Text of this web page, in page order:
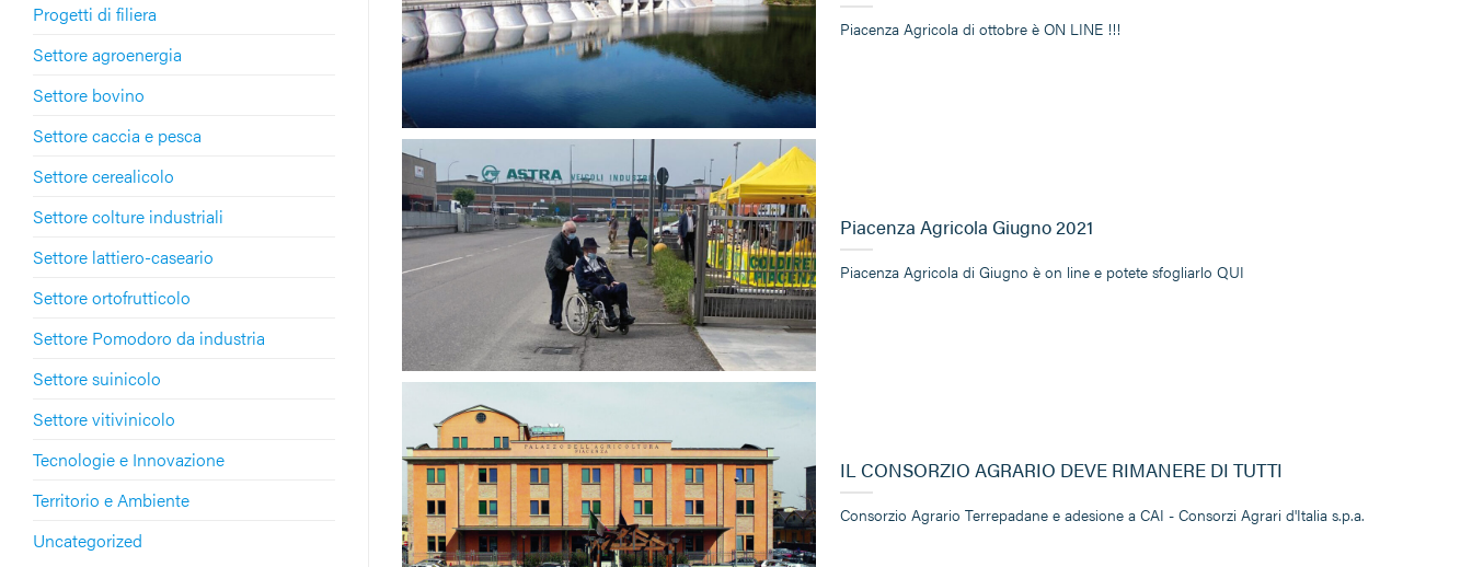
Progetti di filiera
Settore agroenergia
Settore bovino
Settore caccia e pesca
Settore cerealicolo
Settore colture industriali
Settore lattiero-caseario
Settore ortofrutticolo
Settore Pomodoro da industria
Settore suinicolo
Settore vitivinicolo
Tecnologie e Innovazione
Territorio e Ambiente
Uncategorized
Piacenza Agricola di ottobre è ON LINE !!!
Piacenza Agricola Giugno 2021
Piacenza Agricola di Giugno è on line e potete sfogliarlo QUI
IL CONSORZIO AGRARIO DEVE RIMANERE DI TUTTI
Consorzio Agrario Terrepadane e adesione a CAI - Consorzi Agrari d'Italia s.p.a.